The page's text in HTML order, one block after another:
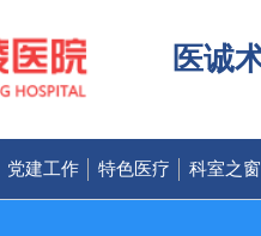
医诚
党建工作 特色医疗 科室之窗